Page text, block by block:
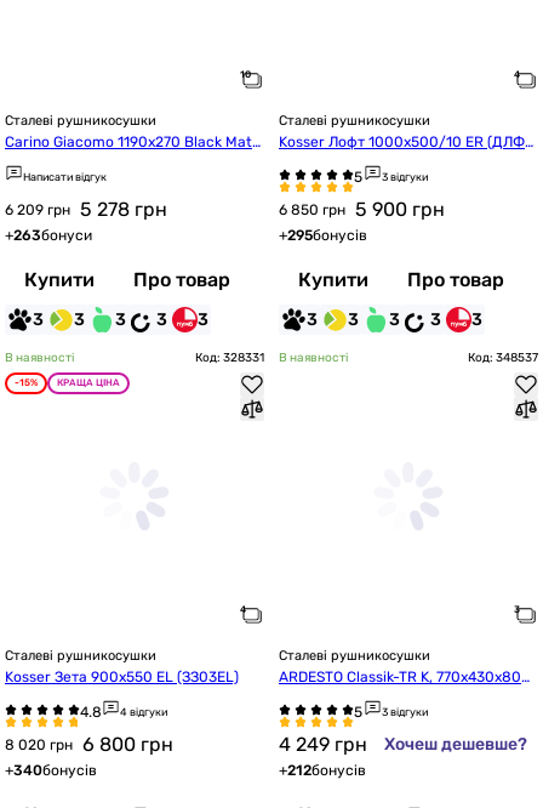
Сталеві рушникосушки
Carino Giacomo 1190x270 Black Matt
e (G7937FBM)
Написати відгук
6 209 грн 5 278 грн
+263бонуси
Купити Про товар
3 3 3 3 3
Сталеві рушникосушки
Kosser Лофт 1000х500/10 ER (ДЛФ0
3 відгуки
6 850 грн 5 900 грн
+295бонусів
Купити Про товар
3 3 3 3 3
В наявності Код: 328331
-15% КРАЩА ЦІНА
Сталеві рушникосушки
Kosser Зета 900х550 EL (ЗЗ03EL)
4 відгуки
8 020 грн 6 800 грн
+340бонусів
В наявності Код: 348537
Сталеві рушникосушки
ARDESTO Classik-TR K, 770х430х80м
м (6.1.0601.06.BM)
3 відгуки
4 249 грн Хочеш дешевше?
+212бонусів